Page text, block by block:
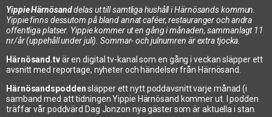
Yippie Härnösanddelas ut till samtliga hushåll i Härnösands kommun.
Yippie finns dessutom på bland annat caféer, restauranger och andra
offentliga platser. Yippie kommer ut en gång i månaden, sammanlagt 11
nr/år (uppehåll under juli). Sommar- och julnumren är extra tjocka.
Härnösand.tvär en digital tv-kanal som en gång i veckan släpper ett
avsnitt med reportage, nyheter och händelser från Härnösand.
Härnösandspoddensläpper ett nytt poddavsnitt varje månad (i
samband med att tidningen Yippie Härnösand kommer ut. I podden
träffar vår poddvärd Dag Jonzon nya gäster som är aktuella i stan.